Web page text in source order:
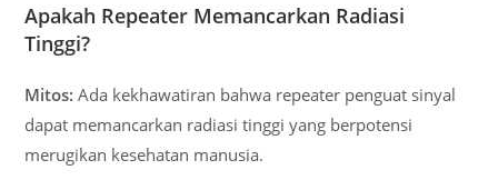
Apakah Repeater Memancarkan Radiasi
Tinggi?
Mitos: Ada kekhawatiran bahwa repeater penguat sinyal
dapat memancarkan radiasi tinggi yang berpotensi
merugikan kesehatan manusia.